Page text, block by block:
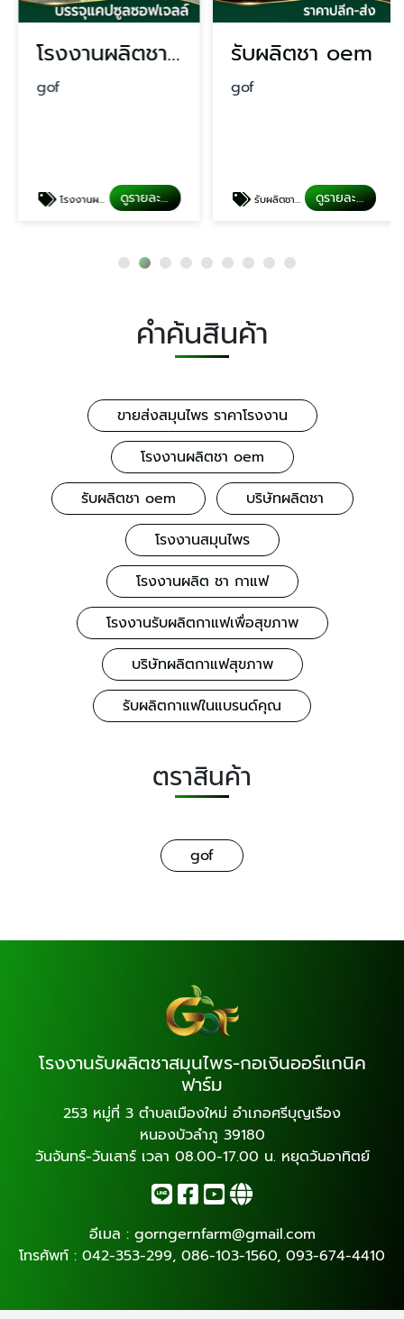
โรงงานผลิตชา oem
gof
โรงงานผลิตชา oem ดูรายละเอียด
รับผลิตชา oem
gof
รับผลิตชา oem ดูรายละเอียด
คำค้นสินค้า
ขายส่งสมุนไพร ราคาโรงงาน
โรงงานผลิตชา oem
รับผลิตชา oem
บริษัทผลิตชา
โรงงานสมุนไพร
โรงงานผลิต ชา กาแฟ
โรงงานรับผลิตกาแฟเพื่อสุขภาพ
บริษัทผลิตกาแฟสุขภาพ
รับผลิตกาแฟในแบรนด์คุณ
ตราสินค้า
gof
โรงงานรับผลิตชาสมุนไพร-กอเงินออร์แกนิค
ฟาร์ม
253 หมู่ที่ 3 ตำบลเมืองใหม่ อำเภอศรีบุญเรือง
หนองบัวลำภู 39180
วันจันทร์-วันเสาร์ เวลา 08.00-17.00 น. หยุดวันอาทิตย์
อีเมล : gorngernfarm@gmail.com
โทรศัพท์ : 042-353-299, 086-103-1560, 093-674-4410